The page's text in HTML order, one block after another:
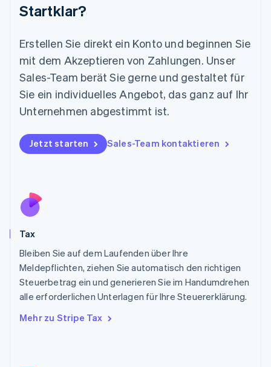
Startklar?
Erstellen Sie direkt ein Konto und beginnen Sie
mit dem Akzeptieren von Zahlungen. Unser
Sales-Team berät Sie gerne und gestaltet für
Sie ein individuelles Angebot, das ganz auf Ihr
Unternehmen abgestimmt ist.
Jetzt starten Sales-Team kontaktieren
Tax
Bleiben Sie auf dem Laufenden über Ihre
Meldepflichten, ziehen Sie automatisch den richtigen
Steuerbetrag ein und generieren Sie im Handumdrehen
alle erforderlichen Unterlagen für Ihre Steuererklärung.
Mehr zu Stripe Tax
English 简体中文
English
Mexiko
Español English
Neuseeland
English
NederlandsEnglish
English
Österreich
Portugal
Português
Schweden
Schweiz
DeutschFrançaisItalianoEnglish
Singapur
Slowakei